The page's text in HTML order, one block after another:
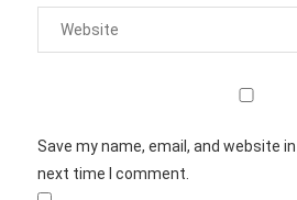
Save my name, email, and website
next time I comment.